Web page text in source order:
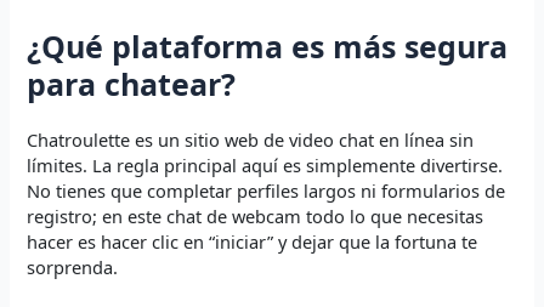
¿Qué plataforma es más segura
para chatear?
Chatroulette es un sitio web de video chat en línea sin
límites. La regla principal aquí es simplemente divertirse.
No tienes que completar perfiles largos ni formularios de
registro; en este chat de webcam todo lo que necesitas
hacer es hacer clic en “iniciar” y dejar que la fortuna te
sorprenda.